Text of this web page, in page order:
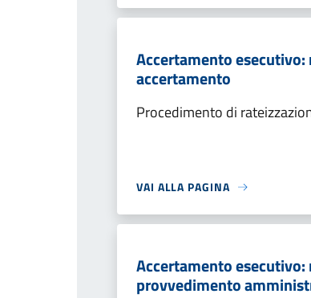
Accertamento
accertamento
Procedimento di
VAI ALLA PAGINA
Accertamento
provvedimento